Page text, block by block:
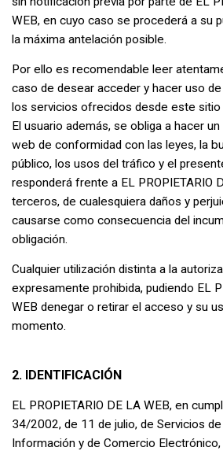
WEB, en cuyo caso se procederá a su
la máxima antelación posible.
Por ello es recomendable leer
caso de desear acceder y hacer uso
los servicios ofrecidos desde este sitio
El usuario además, se obliga a hacer
web de conformidad con las leyes, la
público, los usos del tráfico y el
responderá frente a EL PROPIETARIO
terceros, de cualesquiera daños y
causarse como consecuencia del
obligación.
Cualquier utilización distinta a la
expresamente prohibida, pudiendo EL
WEB denegar o retirar el acceso y su
momento.
2. IDENTIFICACIÓN
EL PROPIETARIO DE LA WEB, en
34/2002, de 11 de julio, de Servicios
Información y de Comercio